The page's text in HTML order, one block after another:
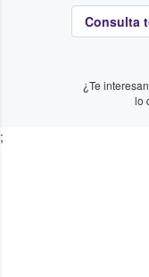
Consulta
¿Te
lo
;